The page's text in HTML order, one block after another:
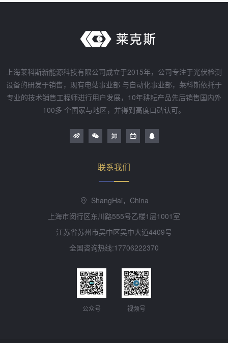
上海莱科斯新能源科技有限公司成立于2015年，公司专注于光伏检测
设备的研发于销售，现有电站事业部 与自动化事业部，莱科斯依托于
专业的技术销售工程师进行用户发展，10年耕耘产品先后销售国内外
100多 个国家与地区，并得到高度口碑认可。
联系我们
ShangHai，China
上海市闵行区东川路555号乙楼1层1001室
江苏省苏州市吴中区吴中大道4409号
全国咨询热线:17706222370
公众号 视频号